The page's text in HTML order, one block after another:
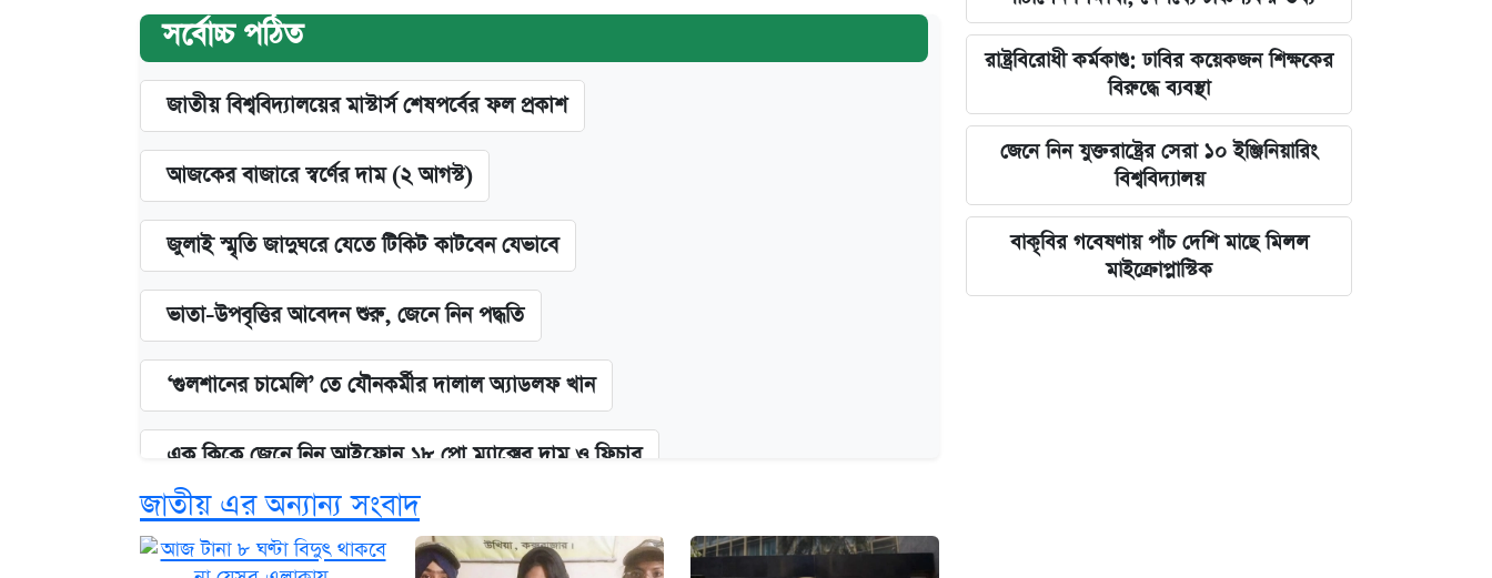
সর্বোচ্চ পঠিত
জাতীয় বিশ্ববিদ্যালয়ের মাস্টার্স শেষপর্বের ফল প্রকাশ
আজকের বাজারে স্বর্ণের দাম (২ আগস্ট)
জুলাই স্মৃতি জাদুঘরে যেতে টিকিট কাটবেন যেভাবে
ভাতা-উপবৃত্তির আবেদন শুরু, জেনে নিন পদ্ধতি
‘গুলশানের চামেলি’ তে যৌনকর্মীর দালাল অ্যাডলফ খান
এক ক্লিকে জেনে নিন আইফোন ১৮ প্রো ম্যাক্সের দাম ও ফিচার
কবে শুরু হচ্ছে ঢাবির ভর্তি আবেদন, জানাল কর্তৃপক্ষ
জাতীয় এর অন্যান্য সংবাদ
রাষ্ট্রবিরোধী কর্মকাণ্ড: ঢাবির কয়েকজন শিক্ষকের
বিরুদ্ধে ব্যবস্থা
জেনে নিন যুক্তরাষ্ট্রের সেরা ১০ ইঞ্জিনিয়ারিং
বিশ্ববিদ্যালয়
বাকৃবির গবেষণায় পাঁচ দেশি মাছে মিলল
মাইক্রোপ্লাস্টিক